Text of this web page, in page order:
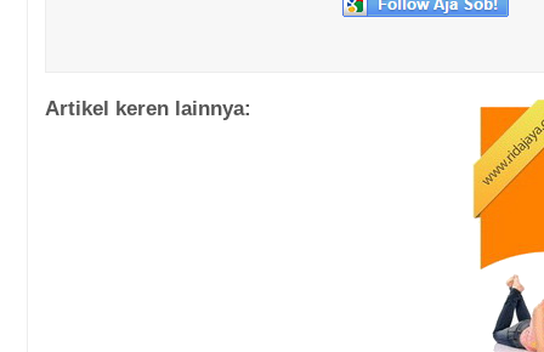
Artikel keren lainnya: